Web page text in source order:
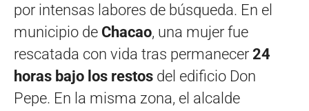
por intensas labores de búsqueda. En el
municipio de Chacao, una mujer fue
rescatada con vida tras permanecer 24
horas bajo los restos del edificio Don
Pepe. En la misma zona, el alcalde